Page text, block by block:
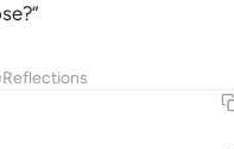
Reflections